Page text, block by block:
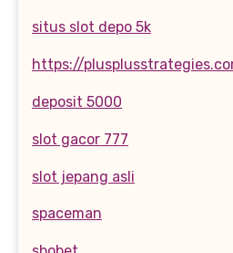
situs slot depo 5k
https://
deposit 5000
slot gacor 777
slot jepang asli
spaceman